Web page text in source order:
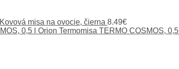
Kovová misa na ovocie, čierna 8.49€
Orion Termomisa TERMO COSMOS, 0,5 l